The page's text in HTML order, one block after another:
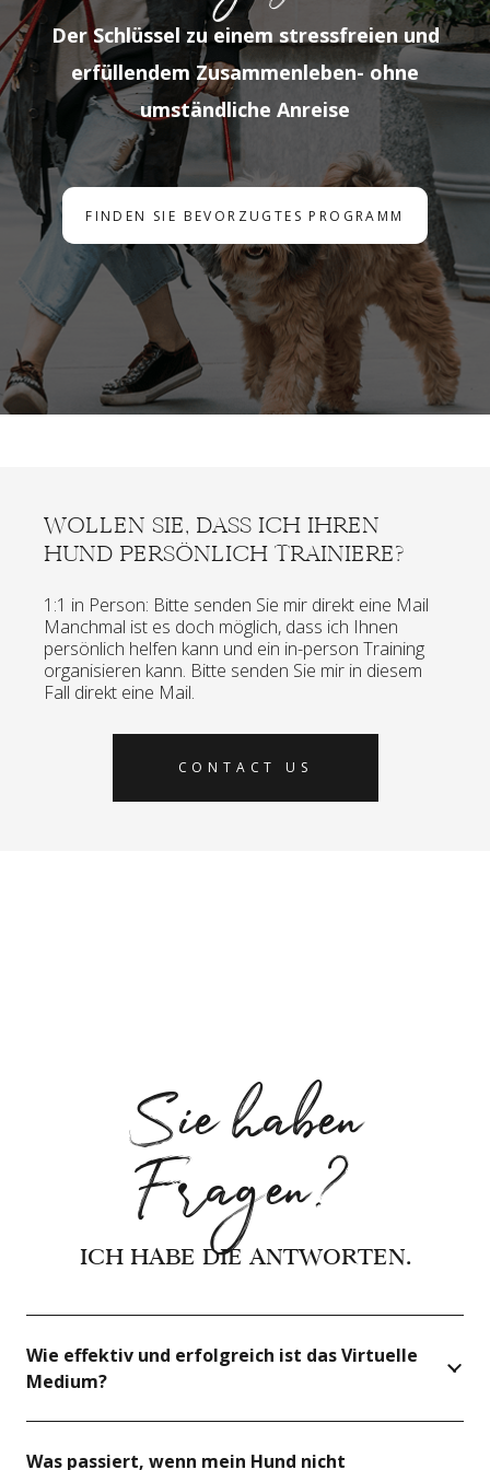
Der Schlüssel zu einem stressfreien und
erfüllendem Zusammenleben- ohne
umständliche Anreise
FINDEN SIE BEVORZUGTES PROGRAMM
WOLLEN SIE, DASS ICH IHREN
HUND PERSÖNLICH TRAINIERE?
1:1 in Person: Bitte senden Sie mir direkt eine Mail
Manchmal ist es doch möglich, dass ich Ihnen
persönlich helfen kann und ein in-person Training
organisieren kann. Bitte senden Sie mir in diesem
Fall direkt eine Mail.
CONTACT US
Sie haben
Fragen?
ICH HABE DIE ANTWORTEN.
Wie effektiv und erfolgreich ist das Virtuelle
Medium?
Was passiert, wenn mein Hund nicht